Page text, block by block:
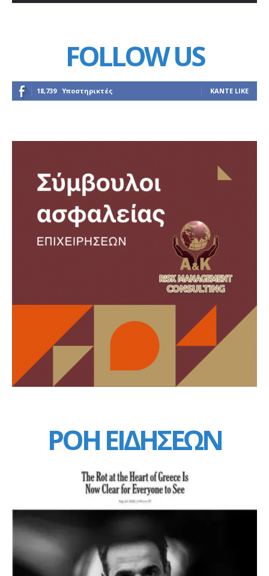
FOLLOW US
18,739 Υποστηρικτές ΚΆΝΤΕ LIKE
ΡΟΗ ΕΙΔΗΣΕΩΝ